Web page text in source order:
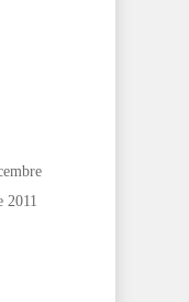
2011